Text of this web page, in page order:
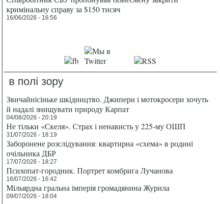
кримінальну справу за $150 тисяч
16/06/2026 - 16:56
в полі зору
Звичайнісіньке шкідництво. Джипери і мотокросери хочуть
й надалі знищувати природу Карпат
04/08/2026 - 20:19
Не тільки «Скеля». Страх і ненависть у 225-му ОШП
31/07/2026 - 18:19
Заборонене розслідування: квартирна «схема» в родині
очільника ДБР
17/07/2026 - 18:27
Психопат-городник. Портрет комбрига Лучанова
16/07/2026 - 16:42
Мільярдна гральна імперія громадянина Журила
09/07/2026 - 18:04